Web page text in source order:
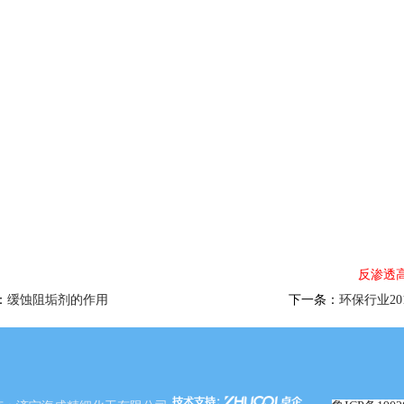
反渗透
缓蚀阻垢剂的作用 下一条： 环保行业